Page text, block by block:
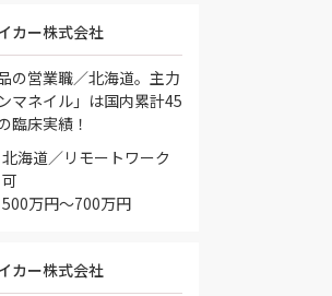
カー株式会社
の営業職／北海道。主力
マネイル」は国内累計45
臨床実績！
北海道／リモートワーク
可
500万円～700万円
カー株式会社